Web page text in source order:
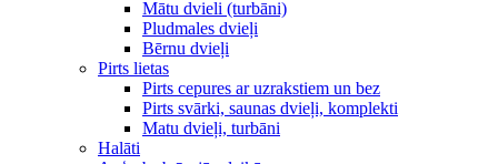
Mātu dvieli (turbāni)
Pludmales dvieļi
Bērnu dvieļi
Pirts lietas
Pirts cepures ar uzrakstiem un bez
Pirts svārki, saunas dvieļi, komplekti
Matu dvieļi, turbāni
Halāti